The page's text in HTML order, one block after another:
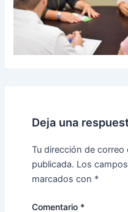
Deja una
Tu dirección de
publicada. Los
marcados con *
Comentario *